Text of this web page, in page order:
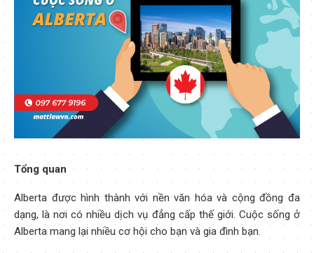
Tổng quan
Alberta được hình thành với nền văn hóa và cộng đồng đa
dạng, là nơi có nhiều dịch vụ đẳng cấp thế giới. Cuộc sống ở
Alberta mang lại nhiều cơ hội cho bạn và gia đình bạn.